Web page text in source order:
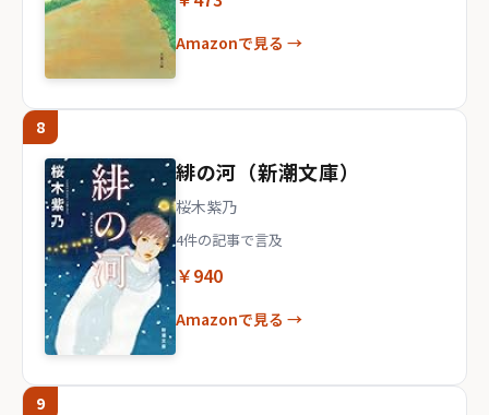
Amazonで見る →
8
緋の河（新潮文庫）
桜木紫乃
4件の記事で言及
￥940
Amazonで見る →
9